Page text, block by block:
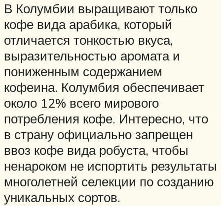
В Колумбии выращивают только
кофе вида арабика, который
отличается тонкостью вкуса,
выразительностью аромата и
пониженным содержанием
кофеина. Колумбия обеспечивает
около 12% всего мирового
потребления кофе. Интересно, что
в страну официально запрещен
ввоз кофе вида робуста, чтобы
ненароком не испортить результаты
многолетней селекции по созданию
уникальных сортов.